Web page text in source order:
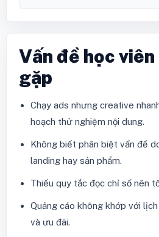
Vấn đề học
gặp
Chạy ads nhưng creative
hoạch thử nghiệm nội dung.
Không biết phân biệt vấn đề
landing hay sản phẩm.
Thiếu quy tắc đọc chỉ số nên
Quảng cáo không khớp với
và ưu đãi.